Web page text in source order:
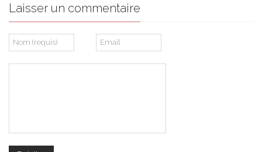
Laisser un commentaire